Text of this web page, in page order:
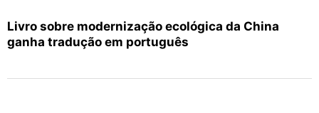
Livro sobre modernização ecológica da China
ganha tradução em português